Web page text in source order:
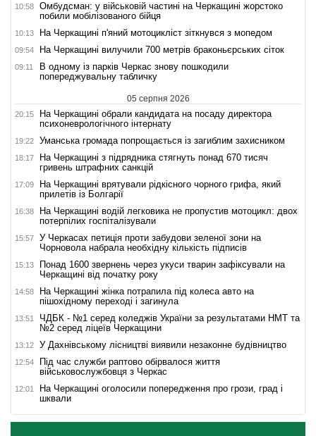
10:58
Омбудсман: у військовій частині на Черкащині жорстоко
побили мобілізованого бійця
10:13 На Черкащині п'яний мотоцикліст зіткнувся з мопедом
09:54 На Черкащині вилучили 700 метрів браконьєрських сіток
09:11
В одному із парків Черкас знову пошкодили
попереджувальну табличку
05 серпня 2026
20:15
На Черкащині обрали кандидата на посаду директора
психоневрологічного інтернату
19:22 Уманська громада попрощається із загиблим захисником
18:17
На Черкащині з підрядника стягнуть понад 670 тисяч
гривень штрафних санкцій
17:09
На Черкащині врятували рідкісного чорного грифа, який
прилетів із Болгарії
16:38
На Черкащині водій легковика не пропустив мотоцикл: двох
потерпілих госпіталізували
15:57
У Черкасах петиція проти забудови зеленої зони на
Чорновола набрала необхідну кількість підписів
15:13
Понад 1600 звернень через укуси тварин зафіксували на
Черкащині від початку року
14:58
На Черкащині жінка потрапила під колеса авто на
пішохідному переході і загинула
13:51
ЧДБК - №1 серед коледжів України за результатами НМТ та
№2 серед ліцеїв Черкащини
13:12 У Дахнівському лісництві виявили незаконне будівництво
12:54
Під час служби раптово обірвалося життя
військовослужбовця з Черкас
12:01
На Черкащині оголосили попередження про грози, град і
шквали